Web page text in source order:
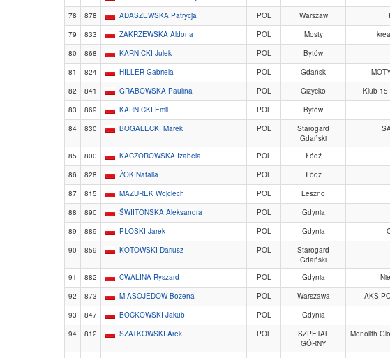
78
878 ADASZEWSKA Patrycja POL Warszaw
79
833 ZAKRZEWSKA Aldona POL Mosty
80
868 KARNICKI Julek POL Bytów
81
824 HILLER Gabriela POL Gdańsk
82
841 GRABOWSKA Paulina POL Giżycko Klub 15
83
869 KARNICKI Emil POL Bytów
84
830 BOGALECKI Marek POL
Starogard
Gdański
85 800 KACZOROWSKA Izabela POL Łódź
86
828 ŻOK Natalia POL Łódź
87
815 MAZUREK Wojciech POL Leszno
88
890 ŚWIITONSKA Aleksandra POL Gdynia
89
889 PŁOSKI Jarek POL Gdynia
90
859 KOTOWSKI Dariusz POL
Starogard
Gdański
91 882 CWALINA Ryszard POL Gdynia
92
873 MIASOJEDOW Bożena POL Warszawa AKS
93
847 BOĆKOWSKI Jakub POL Gdynia
94
812 SZATKOWSKI Arek POL
SZPETAL
GÓRNY
Monolith